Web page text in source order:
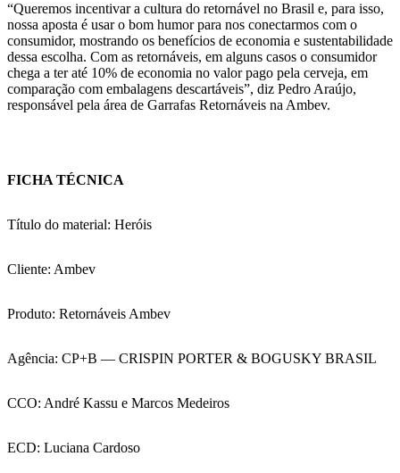
“Queremos incentivar a cultura do retornável no Brasil e, para isso,
nossa aposta é usar o bom humor para nos conectarmos com o
consumidor, mostrando os benefícios de economia e sustentabilidade
dessa escolha. Com as retornáveis, em alguns casos o consumidor
chega a ter até 10% de economia no valor pago pela cerveja, em
comparação com embalagens descartáveis”, diz Pedro Araújo,
responsável pela área de Garrafas Retornáveis na Ambev.
FICHA TÉCNICA
Título do material: Heróis
Cliente: Ambev
Produto: Retornáveis Ambev
Agência: CP+B — CRISPIN PORTER & BOGUSKY BRASIL
CCO: André Kassu e Marcos Medeiros
ECD: Luciana Cardoso